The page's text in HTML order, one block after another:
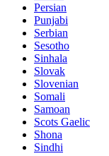
Persian
Punjabi
Serbian
Sesotho
Sinhala
Slovak
Slovenian
Somali
Samoan
Scots Gaelic
Shona
Sindhi